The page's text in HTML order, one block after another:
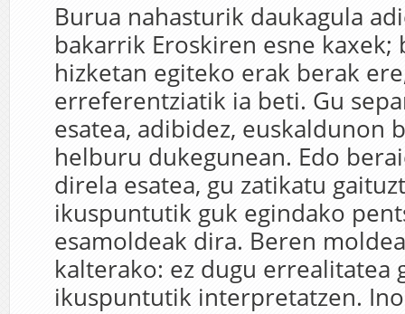
Burua nahasturik daukagula
bakarrik Eroskiren esne kaxek;
hizketan egiteko erak berak
erreferentziatik ia beti. Gu
esatea, adibidez, euskaldunon
helburu dukegunean. Edo
direla esatea, gu zatikatu
ikuspuntutik guk egindako
esamoldeak dira. Beren
kalterako: ez dugu errealitatea
ikuspuntutik interpretatzen.